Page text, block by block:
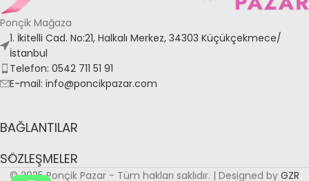
Ponçik Mağaza
1. İkitelli Cad. No:21, Halkalı Merkez, 34303 Küçükçekmece/
İstanbul
Telefon: 0542 711 51 91
E-mail: info@poncikpazar.com
BAĞLANTILAR
SÖZLEŞMELER
© 2025 Ponçik Pazar - Tüm hakları saklıdır. | Designed by GZR